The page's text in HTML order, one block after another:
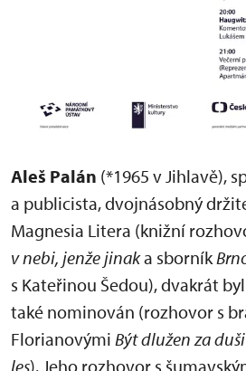
Aleš Palán (*1965 v Jihlavě),
a publicista, dvojnásobný
Magnesia Litera (knižní
v nebi, jenže jinaka sborník
s Kateřinou Šedou), dvakrát
také nominován (rozhovor s
Florianovými Být dlužen za duši
les). Jeho rozhovor s